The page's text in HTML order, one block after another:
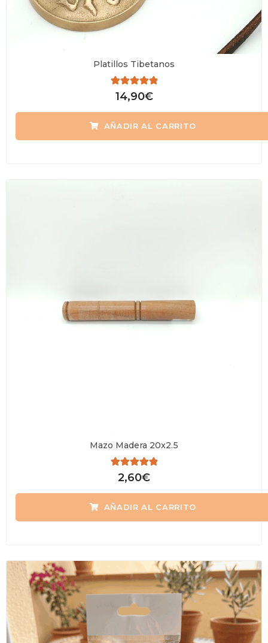
Platillos Tibetanos
Valorado
con
5
14,90€
AÑADIR AL CARRITO
Mazo Madera 20x2.5
Valorado
con
5
2,60€
AÑADIR AL CARRITO